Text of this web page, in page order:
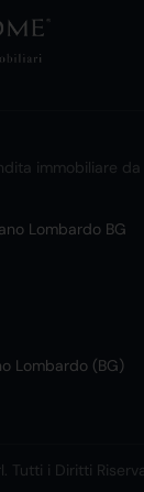
immobiliare da
Lombardo BG
Lombardo (BG)
Tutti i Diritti